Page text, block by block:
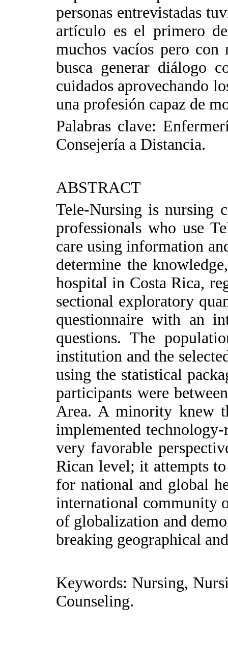
personas entrevistadas
artículo es el primero
muchos vacíos pero
busca generar diálogo
cuidados aprovechando
una profesión capaz de
Palabras clave:
Consejería a Distancia.
ABSTRACT
Tele-Nursing is nursing
professionals who use
care using information
determine the
hospital in Costa Rica,
sectional exploratory
questionnaire with an
questions. The
institution and the
using the statistical
participants were
Area. A minority knew
implemented
very favorable
Rican level; it attempts
for national and global
international community
of globalization and
breaking geographical
Keywords: Nursing,
Counseling.